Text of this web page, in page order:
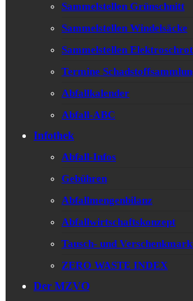
Sammelstellen Grünschnitt
Sammelstellen Windelsäcke
Sammelstellen
Termine
Abfallkalender
Abfall-ABC
Infothek
Abfall-Infos
Gebühren
Abfallmengenbilanz
Abfallwirtschaftskonzept
Tausch- und
ZERO WASTE INDEX
Der MZVO